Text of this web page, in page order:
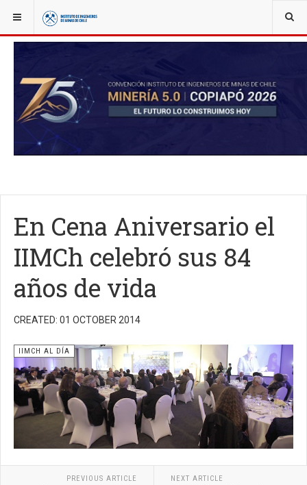
YOU ARE HERE: NOTICIAS
En Cena Aniversario el
IIMCh celebró sus 84
años de vida
CREATED: 01 OCTOBER 2014
IIMCH AL DÍA
PREVIOUS ARTICLE NEXT ARTICLE